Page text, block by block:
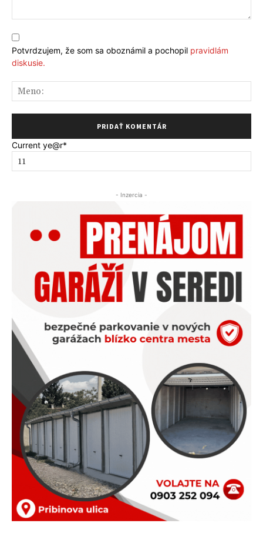
Potvrdzujem, že som sa oboznámil a pochopil pravidlám
diskusie.
Current ye@r*
- Inzercia -